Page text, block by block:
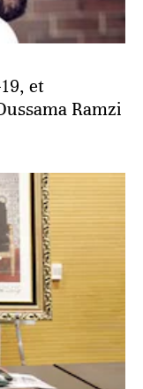
et
Ramzi